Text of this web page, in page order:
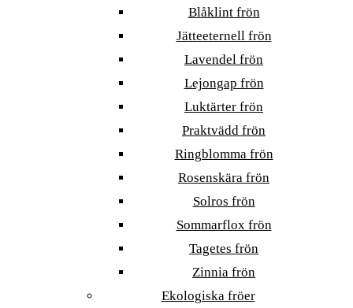
Blåklint frön
Jätteeternell frön
Lavendel frön
Lejongap frön
Luktärter frön
Praktvädd frön
Ringblomma frön
Rosenskära frön
Solros frön
Sommarflox frön
Tagetes frön
Zinnia frön
Ekologiska fröer